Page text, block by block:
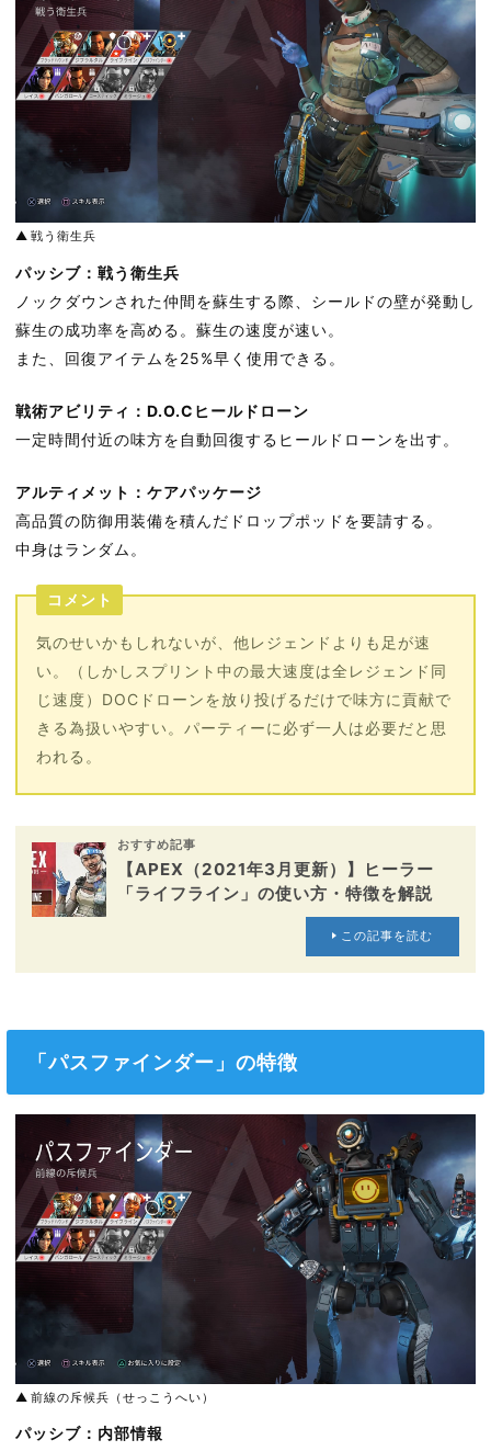
戦う衛生兵
パッシブ：戦う衛生兵
ノックダウンされた仲間を蘇生する際、シールドの壁が発動し
蘇生の成功率を高める。蘇生の速度が速い。
また、回復アイテムを25%早く使用できる。
戦術アビリティ：D.O.Cヒールドローン
一定時間付近の味方を自動回復するヒールドローンを出す。
アルティメット：ケアパッケージ
高品質の防御用装備を積んだドロップポッドを要請する。
中身はランダム。
コメント
気のせいかもしれないが、他レジェンドよりも足が速
い。（しかしスプリント中の最大速度は全レジェンド同
じ速度）DOCドローンを放り投げるだけで味方に貢献で
きる為扱いやすい。パーティーに必ず一人は必要だと思
われる。
おすすめ記事
【APEX（2021年3月更新）】ヒーラー
「ライフライン」の使い方・特徴を解説
この記事を読む
「パスファインダー」の特徴
前線の斥候兵（せっこうへい）
パッシブ：内部情報